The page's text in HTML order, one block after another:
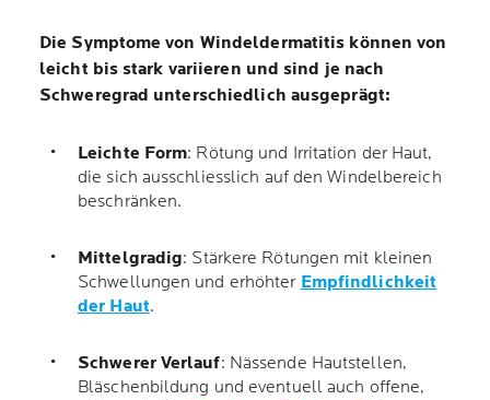
Die Symptome von Windeldermatitis können von
leicht bis stark variieren und sind je nach
Schweregrad unterschiedlich ausgeprägt:
Leichte Form: Rötung und Irritation der Haut,
die sich ausschliesslich auf den Windelbereich
beschränken.
Mittelgradig: Stärkere Rötungen mit kleinen
Schwellungen und erhöhter Empfindlichkeit
der Haut.
Schwerer Verlauf: Nässende Hautstellen,
Bläschenbildung und eventuell auch offene,